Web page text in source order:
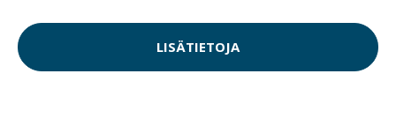
LISÄTIETOJA